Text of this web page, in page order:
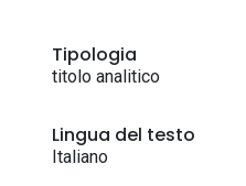
Tipologia
titolo analitico
Lingua del testo
Italiano